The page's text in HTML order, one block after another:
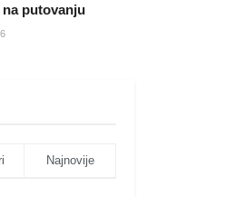
putovanju
Najnovije